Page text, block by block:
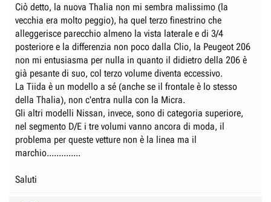
Ciò detto, la nuova Thalia non mi sembra malissimo (la
vecchia era molto peggio), ha quel terzo finestrino che
alleggerisce parecchio almeno la vista laterale e di 3/4
posteriore e la differenzia non poco dalla Clio, la Peugeot 206
non mi entusiasma per nulla in quanto il didietro della 206 è
già pesante di suo, col terzo volume diventa eccessivo.
La Tiida è un modello a sé (anche se il frontale è lo stesso
della Thalia), non c'entra nulla con la Micra.
Gli altri modelli Nissan, invece, sono di categoria superiore,
nel segmento D/E i tre volumi vanno ancora di moda, il
problema per queste vetture non è la linea ma il
marchio..............
Saluti